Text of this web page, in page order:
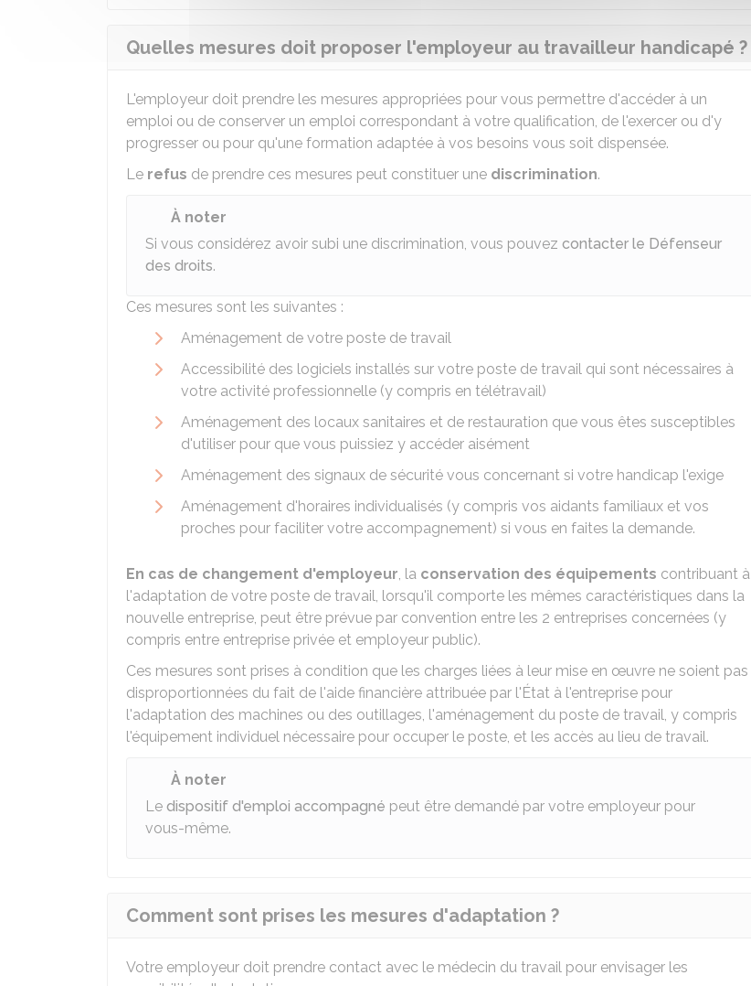
Quelles mesures doit proposer l'employeur au travailleur handicapé ?
L'employeur doit prendre les mesures appropriées pour vous permettre d'accéder à un
emploi ou de conserver un emploi correspondant à votre qualification, de l'exercer ou d'y
progresser ou pour qu'une formation adaptée à vos besoins vous soit dispensée.
Le refus de prendre ces mesures peut constituer une discrimination.
À noter
Si vous considérez avoir subi une discrimination, vous pouvez contacter le Défenseur
des droits.
Ces mesures sont les suivantes :
Aménagement de votre poste de travail
Accessibilité des logiciels installés sur votre poste de travail qui sont nécessaires à
votre activité professionnelle (y compris en télétravail)
Aménagement des locaux sanitaires et de restauration que vous êtes susceptibles
d'utiliser pour que vous puissiez y accéder aisément
Aménagement des signaux de sécurité vous concernant si votre handicap l'exige
Aménagement d'horaires individualisés (y compris vos aidants familiaux et vos
proches pour faciliter votre accompagnement) si vous en faites la demande.
En cas de changement d'employeur, la conservation des équipements contribuant à
l'adaptation de votre poste de travail, lorsqu'il comporte les mêmes caractéristiques dans la
nouvelle entreprise, peut être prévue par convention entre les 2 entreprises concernées (y
compris entre entreprise privée et employeur public).
Ces mesures sont prises à condition que les charges liées à leur mise en œuvre ne soient pas
disproportionnées du fait de l'aide financière attribuée par l'État à l'entreprise pour
l'adaptation des machines ou des outillages, l'aménagement du poste de travail, y compris
l'équipement individuel nécessaire pour occuper le poste, et les accès au lieu de travail.
À noter
Le dispositif d'emploi accompagné peut être demandé par votre employeur pour
vous-même.
Comment sont prises les mesures d'adaptation ?
Votre employeur doit prendre contact avec le médecin du travail pour envisager les